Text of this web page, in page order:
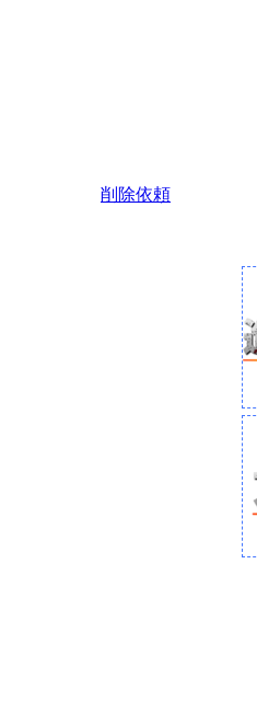
削除依頼